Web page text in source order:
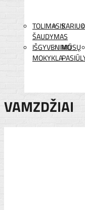
TOLIMASIS
ŠAUDYMAS
IŠGYVENIMO
MOKYKLA
MŪSŲ
VAMZDŽIAI